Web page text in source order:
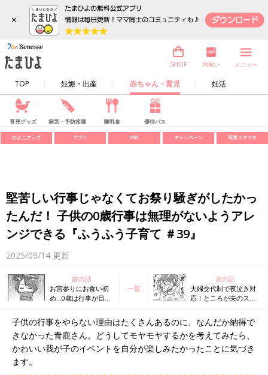
×
TOP 妊娠・出産 赤ちゃん・育児 妊活
SHOP 内祝い メニュー
育児グッズ 病気・予防接種 離乳食 優待パス
ひよこクラブ アプリ SNS キャンペーン 写真スタジオ
堅苦しい行事じゃなくてお祭り騒ぎがしたかっ
たんだ！ 子供の0歳行事は無理がないようアレ
ンジできる『ふうふう子育て ＃39』
2025/09/14 更新
前の話
お宮参りにお食い初
め…0歳は行事が目白
は大変だし、一体ど
こまでやるべき？
『ふうふう子育て ＃
38』
一覧
次の話
夫婦交代制で夜泣き対
応！ところが夫のスト
て……『ふうふう子育
て ＃40』
子供の行事をやらない理由はたくさんあるのに、なんだか納得で
きなかった青鹿さん。どうしてモヤモヤするかを考えてみたら、
かわいい我が子のイベントを自分が楽しみたかったことに気づき
ます。